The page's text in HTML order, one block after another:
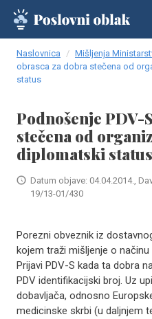
Naslovnica Mišljenja
obrasca za dobra stečena od
status
Podnošenje PDV-
stečena od
diplomatski status
Datum objave: 04.04.2014.,
19/13-01/430
Porezni obveznik iz
kojem traži mišljenje o
Prijavi PDV-S kada ta dobra
PDV identifikacijski broj. Uz
dobavljača, odnosno
medicinske skrbi (u daljnjem